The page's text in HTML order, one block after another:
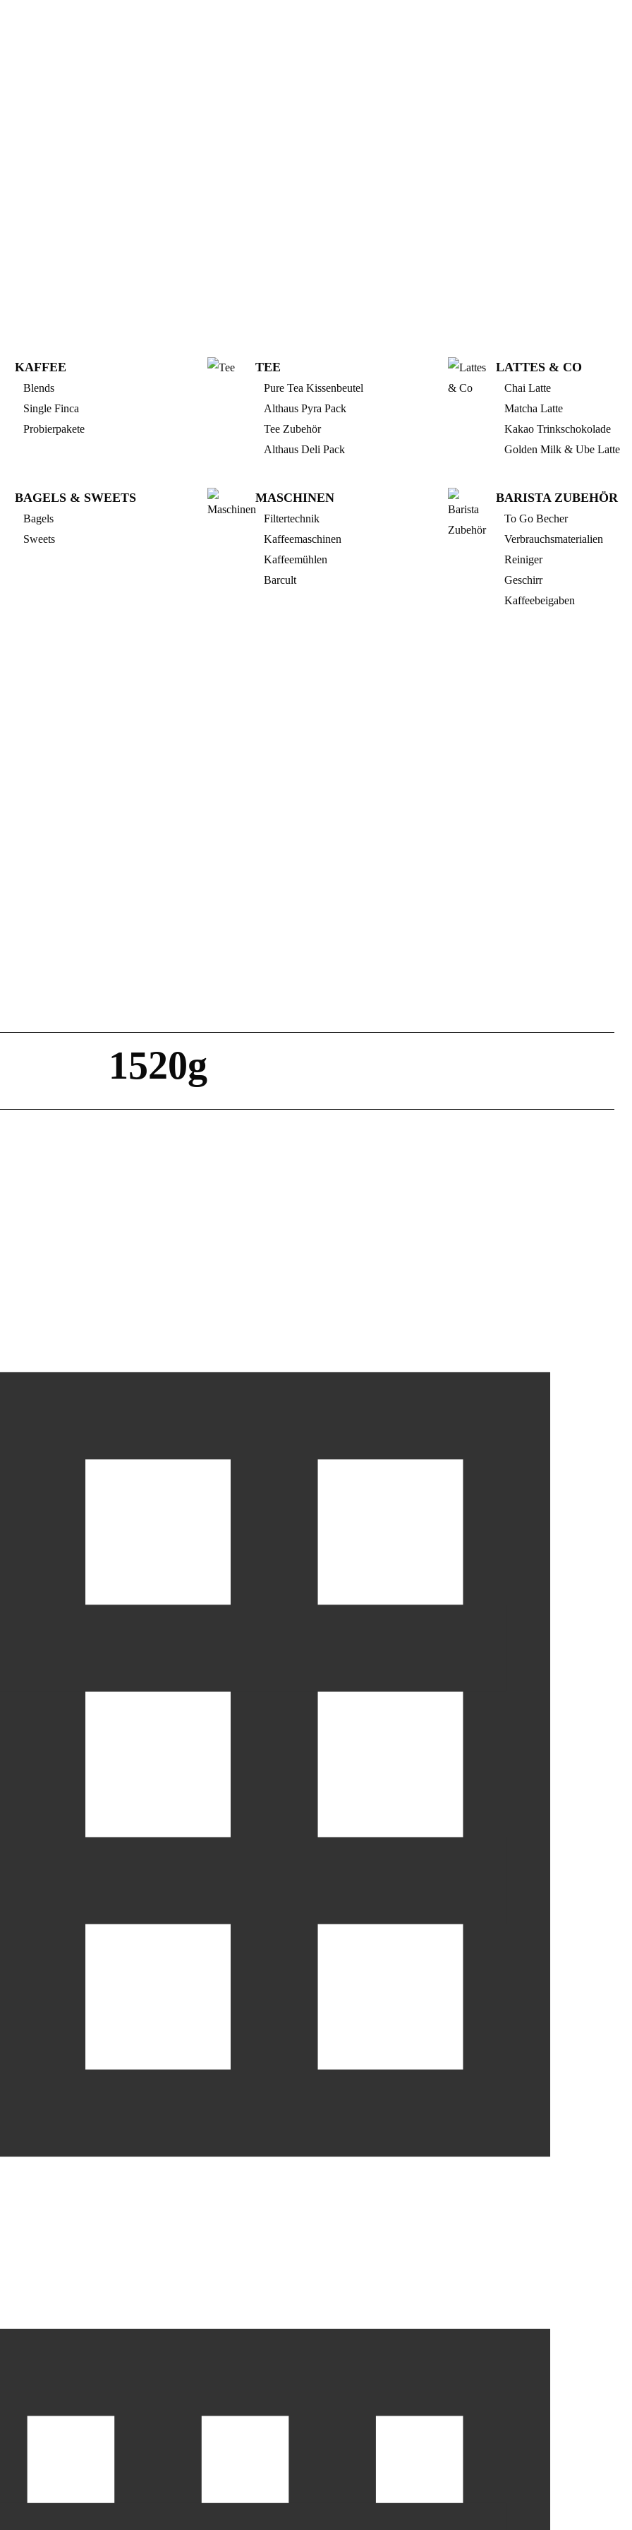
KAFFEE
Blends
Single Finca
Probierpakete
TEE
Pure Tea Kissenbeutel
Althaus Pyra Pack
Tee Zubehör
Althaus Deli Pack
LATTES & CO
Chai Latte
Matcha Latte
Kakao Trinkschokolade
Golden Milk & Ube Latte
BAGELS & SWEETS
Bagels
Sweets
MASCHINEN
Filtertechnik
Kaffeemaschinen
Kaffeemühlen
Barcult
BARISTA ZUBEHÖR
To Go Becher
Verbrauchsmaterialien
Reiniger
Geschirr
Kaffeebeigaben
1520g